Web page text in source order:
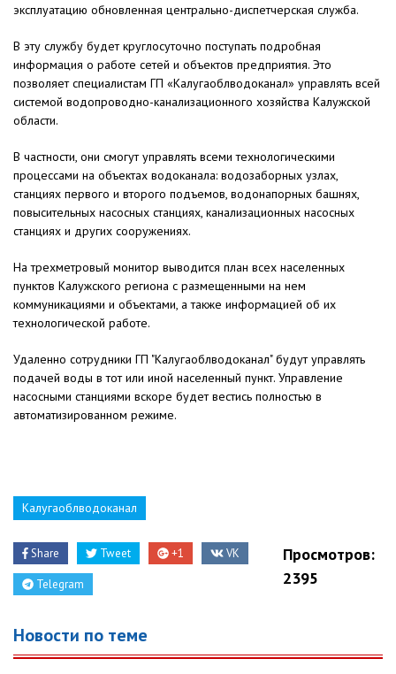
эксплуатацию обновленная центрально-диспетчерская служба.
В эту службу будет круглосуточно поступать подробная
информация о работе сетей и объектов предприятия. Это
позволяет специалистам ГП «Калугаоблводоканал» управлять всей
системой водопроводно-канализационного хозяйства Калужской
области.
В частности, они смогут управлять всеми технологическими
процессами на объектах водоканала: водозаборных узлах,
станциях первого и второго подъемов, водонапорных башнях,
повысительных насосных станциях, канализационных насосных
станциях и других сооружениях.
На трехметровый монитор выводится план всех населенных
пунктов Калужского региона с размещенными на нем
коммуникациями и объектами, а также информацией об их
технологической работе.
Удаленно сотрудники ГП "Калугаоблводоканал" будут управлять
подачей воды в тот или иной населенный пункт. Управление
насосными станциями вскоре будет вестись полностью в
автоматизированном режиме.
Калугаоблводоканал
Share Tweet +1 VK
Telegram
Просмотров:
2395
Новости по теме